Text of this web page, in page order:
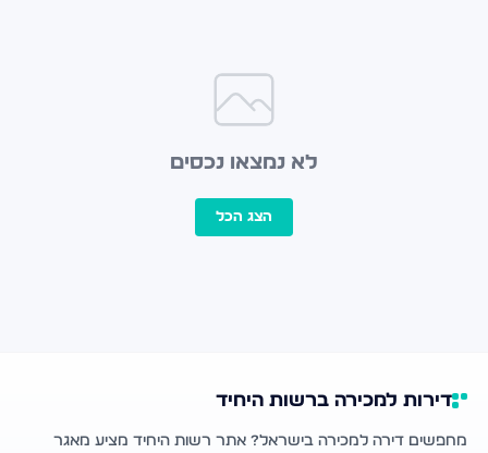
לא נמצאו נכסים
הצג הכל
דירות למכירה ברשות היחיד
מחפשים דירה למכירה בישראל? אתר רשות היחיד מציע מאגר